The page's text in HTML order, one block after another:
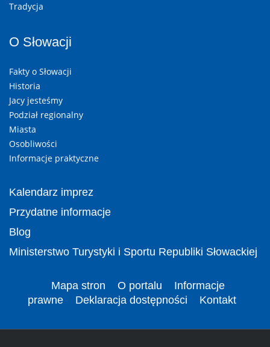
Tradycja
O Słowacji
Fakty o Słowacji
Historia
Jacy jesteśmy
Podział regionalny
Miasta
Osobliwości
Informacje praktyczne
Kalendarz imprez
Przydatne informacje
Blog
Ministerstwo Turystyki i Sportu Republiki Słowackiej
Mapa stron O portalu
Informacje
prawne
Deklaracja dostępności Kontakt